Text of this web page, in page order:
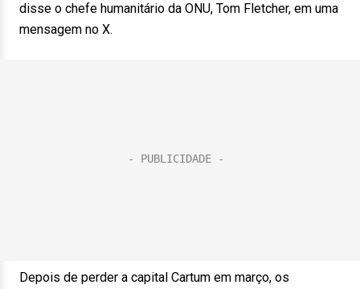
disse o chefe humanitário da ONU, Tom Fletcher, em uma
mensagem no X.
Depois de perder a capital Cartum em março, os